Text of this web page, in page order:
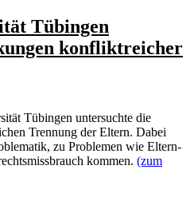
Tübingen
konfliktreicher
Tübingen untersuchte die
Trennung der Eltern. Dabei
zu Problemen wie Eltern-
kommen. (zum